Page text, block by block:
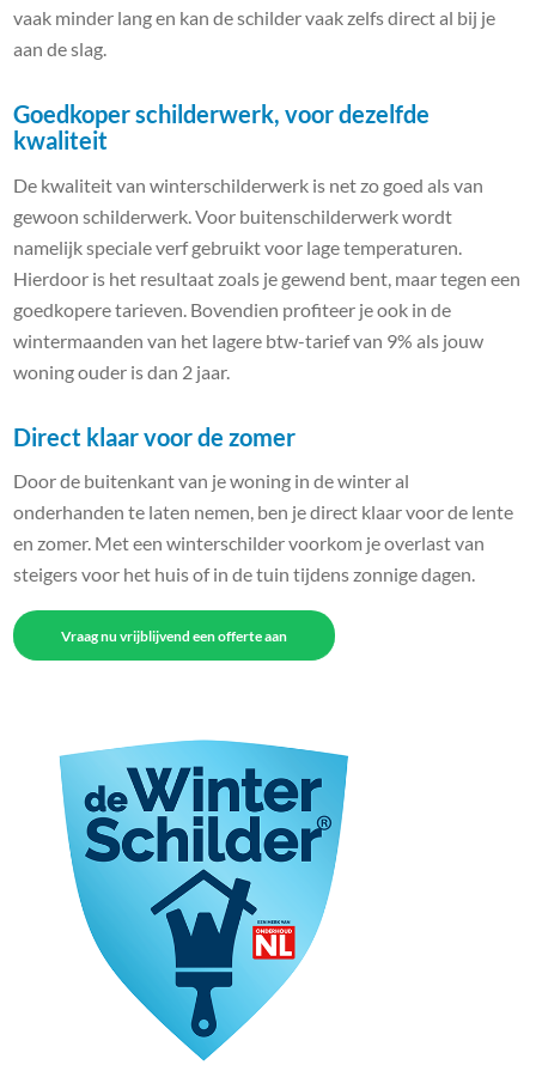
vaak minder lang en kan de schilder vaak zelfs direct al bij je
aan de slag.
Goedkoper schilderwerk, voor dezelfde
kwaliteit
De kwaliteit van winterschilderwerk is net zo goed als van
gewoon schilderwerk. Voor buitenschilderwerk wordt
namelijk speciale verf gebruikt voor lage temperaturen.
Hierdoor is het resultaat zoals je gewend bent, maar tegen een
goedkopere tarieven. Bovendien profiteer je ook in de
wintermaanden van het lagere btw-tarief van 9% als jouw
woning ouder is dan 2 jaar.
Direct klaar voor de zomer
Door de buitenkant van je woning in de winter al
onderhanden te laten nemen, ben je direct klaar voor de lente
en zomer. Met een winterschilder voorkom je overlast van
steigers voor het huis of in de tuin tijdens zonnige dagen.
Vraag nu vrijblijvend een offerte aan